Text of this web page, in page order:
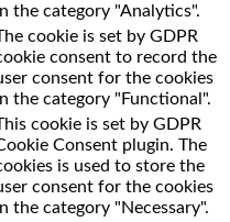
the category "Analytics".
cookie is set by GDPR
consent to record the
consent for the cookies
the category "Functional".
cookie is set by GDPR
Consent plugin. The
is used to store the
consent for the cookies
the category "Necessary".